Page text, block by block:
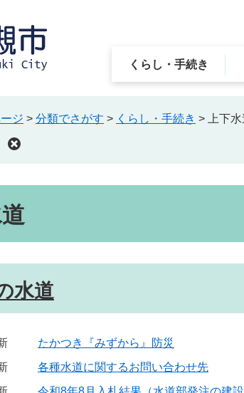
くらし・手続き
ジ > 分類でさがす > くらし・手続き > 上下
水道
たかつき『みずから』防災
各種水道に関するお問い合わせ先